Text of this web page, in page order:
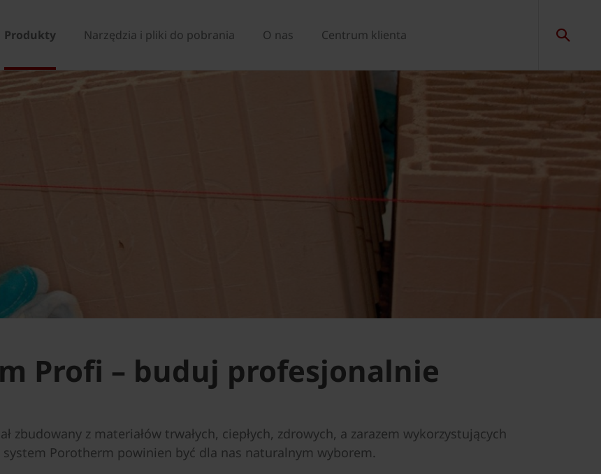
Produkty Narzędzia i pliki do pobrania O nas Centrum klienta
Profi – buduj profesjonalnie
zbudowany z materiałów trwałych, ciepłych, zdrowych, a zarazem wykorzystujących
Porotherm powinien być dla nas naturalnym wyborem.